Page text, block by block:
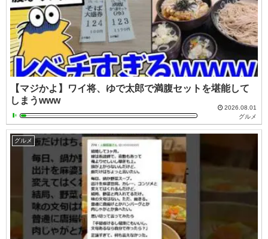
【マジかよ】ワイ将、ゆで太郎で満腹セットを堪能して
しまうwww
2026.08.01
グルメ
グルメ